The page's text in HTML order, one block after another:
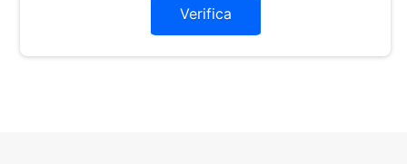
Verifica